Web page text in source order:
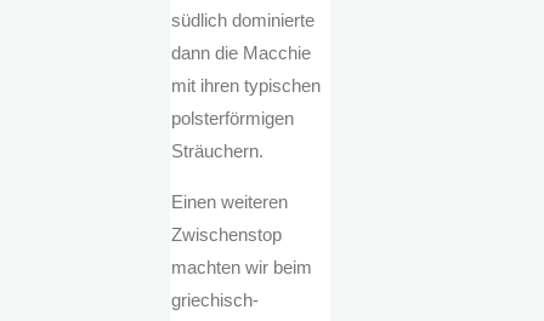
südlich dominierte
dann die Macchie
mit ihren typischen
polsterförmigen
Sträuchern.
Einen weiteren
Zwischenstop
machten wir beim
griechisch-